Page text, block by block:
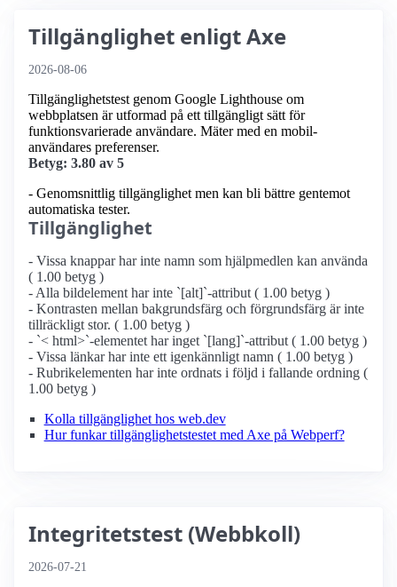
Tillgänglighet enligt Axe
2026-08-06
Tillgänglighetstest genom Google Lighthouse om
webbplatsen är utformad på ett tillgängligt sätt för
funktionsvarierade användare. Mäter med en mobil­
användares preferenser.
Betyg: 3.80 av 5
- Genomsnittlig tillgänglighet men kan bli bättre gentemot
automatiska tester.
Tillgänglighet
- Vissa knappar har inte namn som hjälpmedlen kan använda
( 1.00 betyg )
- Alla bildelement har inte `[alt]`-attribut ( 1.00 betyg )
- Kontrasten mellan bakgrundsfärg och förgrundsfärg är inte
tillräckligt stor. ( 1.00 betyg )
- `< html>`-elementet har inget `[lang]`-attribut ( 1.00 betyg )
- Vissa länkar har inte ett igenkännligt namn ( 1.00 betyg )
- Rubrikelementen har inte ordnats i följd i fallande ordning (
1.00 betyg )
Kolla tillgänglighet hos web.dev
Hur funkar tillgänglighetstestet med Axe på Webperf?
Integritetstest (Webbkoll)
2026-07-21